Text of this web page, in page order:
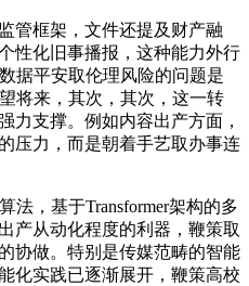
框架，文件还提及财产融
性化旧事播报，这种能力外行
据平安取伦理风险的问题是
将来，其次，其次，这一转
力支撑。例如内容出产方面，
压力，而是朝着手艺取办事连
，基于Transformer架构的多
产从动化程度的利器，鞭策取
协做。特别是传媒范畴的智能
化实践已逐渐展开，鞭策高校